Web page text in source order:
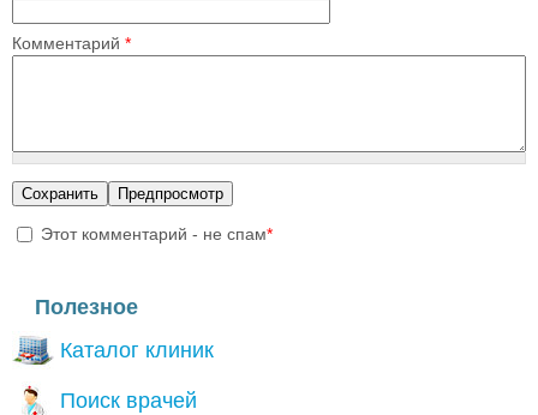
Комментарий *
Этот комментарий - не спам*
Полезное
Каталог клиник
Поиск врачей